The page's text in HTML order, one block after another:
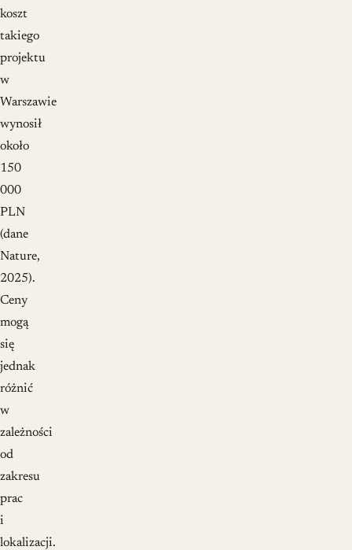
koszt
takiego
projektu
w
Warszawie
wynosił
około
150
000
PLN
(dane
Nature,
2025).
Ceny
mogą
się
jednak
różnić
w
zależności
od
zakresu
prac
i
lokalizacji.